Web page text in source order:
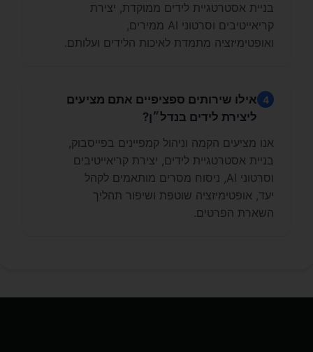
בניית אסטרטגיית לידים ממוקדת, יצירת
קריאייטיבים וסרטוני AI ממירים,
ואופטימיזציה מתמדת לאיכות הלידים ועלותם.
4 אילו שירותים ספציפיים אתם מציעים
ליצירת לידים בנדל״ן?
אנו מציעים הקמה וניהול קמפיינים בפייסבוק,
בניית אסטרטגיית לידים, יצירת קריאייטיבים
וסרטוני AI, ניסוח מסרים מותאמים לקהל
יעד, אופטימיזציה שוטפת ושיפור תהליך
השארת הפרטים.